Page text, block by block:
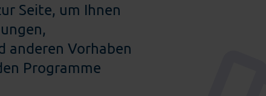
Seite, um Ihnen
anderen Vorhaben
Programme